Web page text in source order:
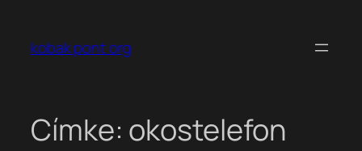
tartalomhoz
kobak pont org
Címke: okostelefon